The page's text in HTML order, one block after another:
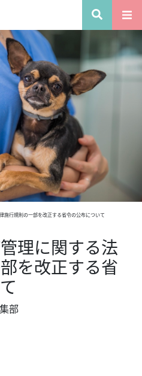
施行規則の一部を改正する省令の公布について
理に関する法
を改正する省
部